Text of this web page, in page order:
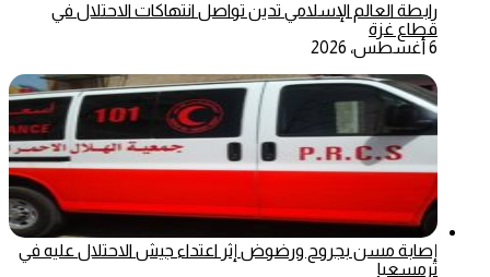
رابطة العالم الإسلامي تدين تواصل انتهاكات الاحتلال في
قطاع غزة
6 أغسطس، 2026
إصابة مسن بجروح ورضوض إثر اعتداء جيش الاحتلال عليه في
ترمسعيا